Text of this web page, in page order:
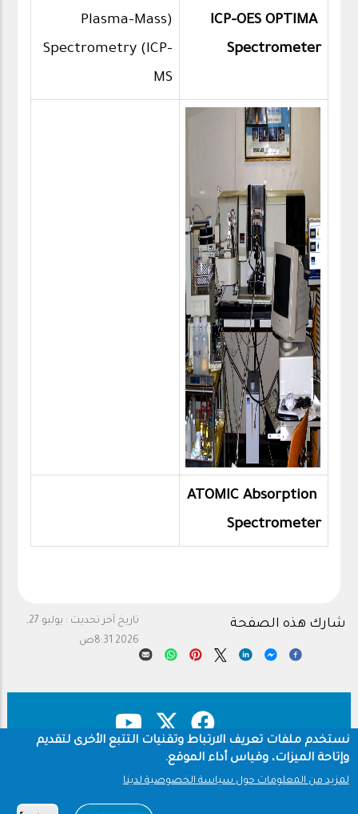
ICP-OES OPTIMA
Spectrometer
(Plasma-Mass
Spectrometry (ICP-
MS
ATOMIC Absorption
Spectrometer
تاريخ آخر تحديث :
يوليو 27,
2026 8:31ص
شارك هذه الصفحة
Footer
نستخدم ملفات تعريف الارتباط وتقنيات التتبع الأخرى لتقديم
وإتاحة الميزات، وقياس أداء الموقع.
لمزيد من المعلومات حول سياسة الخصوصية لدينا